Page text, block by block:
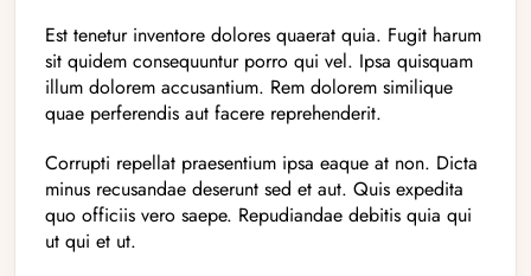
Est tenetur inventore dolores quaerat quia. Fugit harum
sit quidem consequuntur porro qui vel. Ipsa quisquam
illum dolorem accusantium. Rem dolorem similique
quae perferendis aut facere reprehenderit.
Corrupti repellat praesentium ipsa eaque at non. Dicta
minus recusandae deserunt sed et aut. Quis expedita
quo officiis vero saepe. Repudiandae debitis quia qui
ut qui et ut.